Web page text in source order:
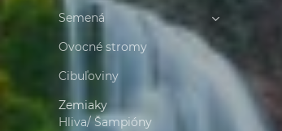
Semená
Ovocné stromy
Cibuľoviny
Zemiaky
Hliva/ Šampióny